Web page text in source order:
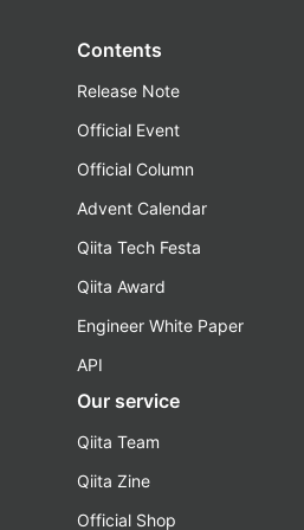
Contents
Release Note
Official Event
Official Column
Advent Calendar
Qiita Tech Festa
Qiita Award
Engineer White Paper
API
Our service
Qiita Team
Qiita Zine
Official Shop